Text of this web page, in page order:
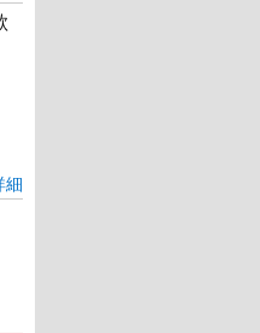
細